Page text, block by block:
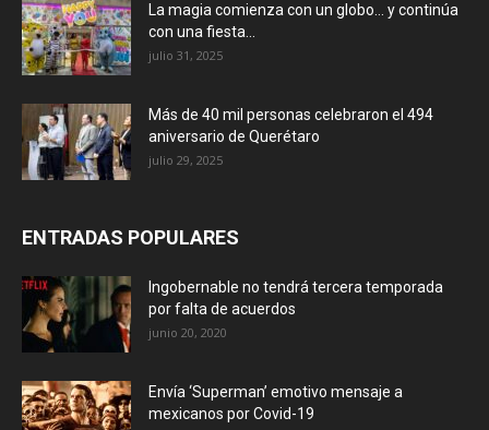
La magia comienza con un globo… y continúa
con una fiesta...
julio 31, 2025
Más de 40 mil personas celebraron el 494
aniversario de Querétaro
julio 29, 2025
ENTRADAS POPULARES
Ingobernable no tendrá tercera temporada
por falta de acuerdos
junio 20, 2020
Envía ‘Superman’ emotivo mensaje a
mexicanos por Covid-19